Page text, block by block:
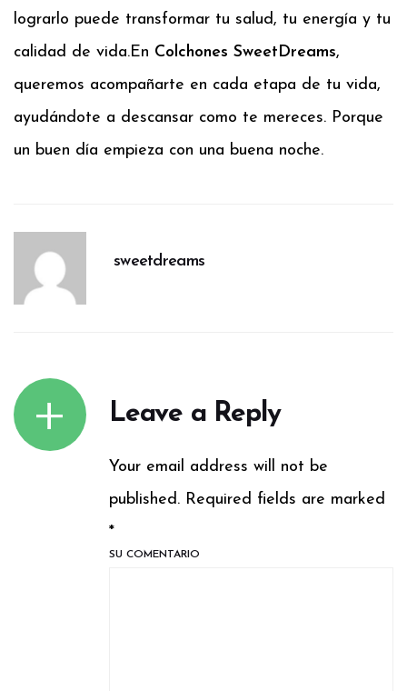
lograrlo puede transformar tu salud, tu energía y tu
calidad de vida.En Colchones SweetDreams,
queremos acompañarte en cada etapa de tu vida,
ayudándote a descansar como te mereces. Porque
un buen día empieza con una buena noche.
sweetdreams
Leave a Reply
Your email address will not be
published. Required fields are marked
*
SU COMENTARIO